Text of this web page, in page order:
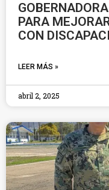
PARA
CON
LEER MÁS »
abril 2, 2025